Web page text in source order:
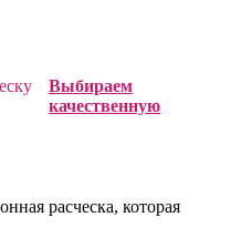
Выбираем
качественную
расческа, которая